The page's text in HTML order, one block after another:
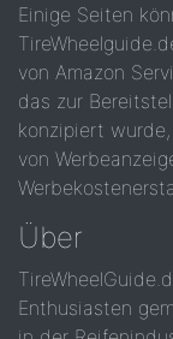
Einige Seiten
von Amazon
das zur
konzipiert
von
Über
Enthusiasten